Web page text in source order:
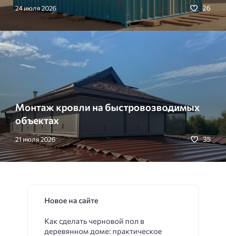
24 июля 2026 26
Монтаж кровли на быстровозводимых
объектах
21 июля 2026 35
Новое на сайте
Как сделать черновой пол в
деревянном доме: практическое